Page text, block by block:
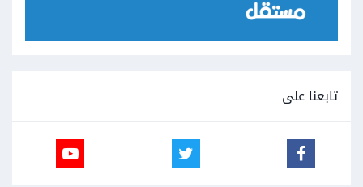
تابعنا على